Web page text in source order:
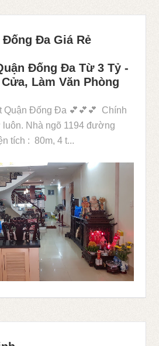
Đa Giá Rẻ
Đống Đa Từ 3 Tỷ -
Làm Văn Phòng
Quận Đống Đa 💕💕💕 Chính
Nhà ngõ 1194 đường
tích : 80m, 4 t...